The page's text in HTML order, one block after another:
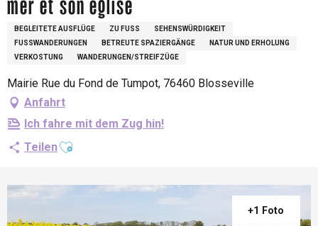
mer et son église
BEGLEITETE AUSFLÜGE ZU FUSS
SEHENSWÜRDIGKEIT
FUSSWANDERUNGEN
BETREUTE SPAZIERGÄNGE
NATUR UND ERHOLUNG
VERKOSTUNG
WANDERUNGEN/STREIFZÜGE
Mairie Rue du Fond de Tumpot, 76460 Blosseville
Anfahrt
Ich fahre mit dem Zug hin!
TeilenAjouter aux favoris
+1 Foto